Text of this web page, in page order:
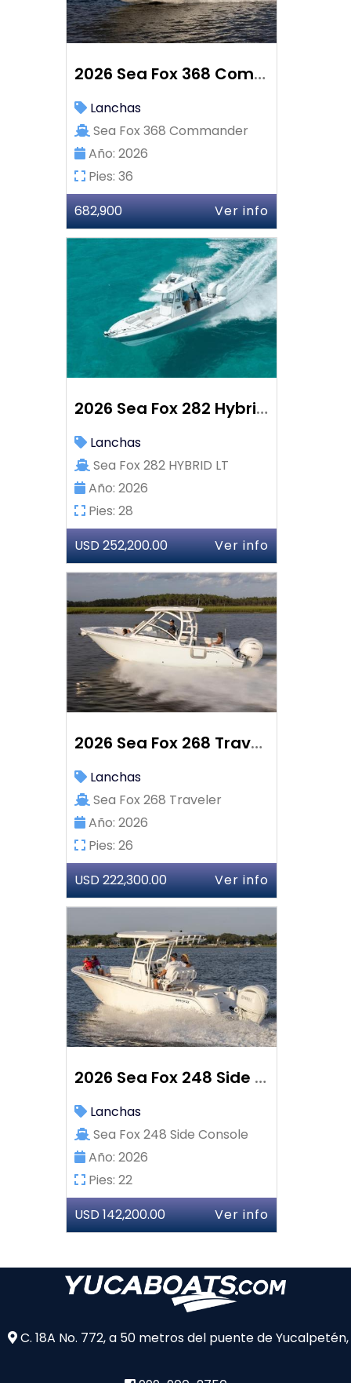
2026 Sea Fox 368 Commander
Lanchas
Sea Fox 368 Commander
Año: 2026
Pies: 36
682,900
Ver info
2026 Sea Fox 282 Hybrid LT
Lanchas
Sea Fox 282 HYBRID LT
Año: 2026
Pies: 28
USD 252,200.00
Ver info
2026 Sea Fox 268 Traveler
Lanchas
Sea Fox 268 Traveler
Año: 2026
Pies: 26
USD 222,300.00
Ver info
2026 Sea Fox 248 Side Console
Lanchas
Sea Fox 248 Side Console
Año: 2026
Pies: 22
USD 142,200.00
Ver info
C. 18A No. 772, a 50 metros del puente de